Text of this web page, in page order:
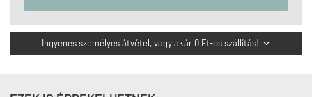
Ingyenes személyes átvétel, vagy akár 0 Ft-os szállítás! 